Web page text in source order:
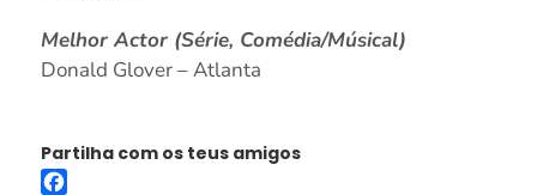
Melhor Actor (Série, Comédia/Músical)
Donald Glover – Atlanta
Partilha com os teus amigos